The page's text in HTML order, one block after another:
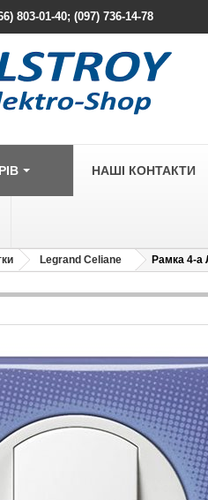
803-01-40; (097) 736-14-78
LEGRAND
Legrand Etika
Legrand Forix
Legrand SUNO
Legrand Valena
Legrand Valena
Legrand Valena
НАШІ КОНТАКТИ
Legrand Celiane Рамка 4-а